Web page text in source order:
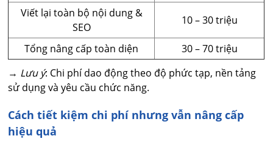
Viết lại toàn bộ nội dung &
SEO
10 – 30 triệu
Tổng nâng cấp toàn diện
30 – 70 triệu
→ Lưu ý: Chi phí dao động theo độ phức tạp, nền tảng
sử dụng và yêu cầu chức năng.
Cách tiết kiệm chi phí nhưng vẫn nâng cấp
hiệu quả